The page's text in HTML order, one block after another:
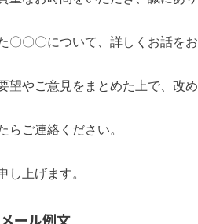
〇〇〇について、詳しくお話を
望やご意見をまとめた上で、改
らご連絡ください。
し上げます。
ール例文